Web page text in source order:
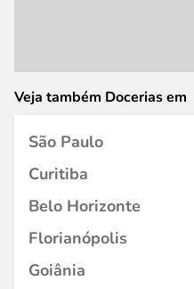
Veja também Docerias em
São Paulo
Curitiba
Belo Horizonte
Florianópolis
Goiânia